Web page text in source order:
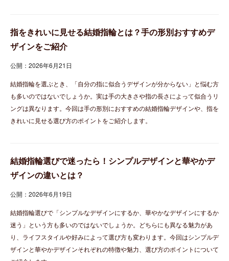
指をきれいに見せる結婚指輪とは？手の形別おすすめデ
ザインをご紹介
公開：2026年6月21日
結婚指輪を選ぶとき、「自分の指に似合うデザインが分からない」と悩む方
も多いのではないでしょうか。実は手の大きさや指の長さによって似合うリ
ングは異なります。今回は手の形別におすすめの結婚指輪デザインや、指を
きれいに見せる選び方のポイントをご紹介します。
結婚指輪選びで迷ったら！シンプルデザインと華やかデ
ザインの違いとは？
公開：2026年6月19日
結婚指輪選びで「シンプルなデザインにするか、華やかなデザインにするか
迷う」という方も多いのではないでしょうか。どちらにも異なる魅力があ
り、ライフスタイルや好みによって選び方も変わります。今回はシンプルデ
ザインと華やかデザインそれぞれの特徴や魅力、選び方のポイントについて